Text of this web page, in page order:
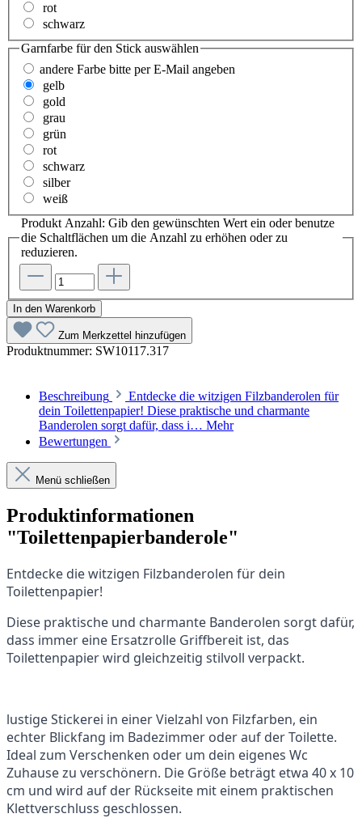
rot
schwarz
Garnfarbe für den Stick auswählen
andere Farbe bitte per E-Mail angeben
gelb
gold
grau
grün
rot
schwarz
silber
weiß
Produkt Anzahl: Gib den gewünschten Wert ein oder benutze
die Schaltflächen um die Anzahl zu erhöhen oder zu
reduzieren.
In den Warenkorb
Zum Merkzettel hinzufügen
Produktnummer: SW10117.317
Beschreibung
Entdecke die witzigen Filzbanderolen für
dein Toilettenpapier! Diese praktische und charmante
Banderolen sorgt dafür, dass i… Mehr
Bewertungen
Menü schließen
Produktinformationen
"Toilettenpapierbanderole"
Entdecke die witzigen Filzbanderolen für dein
Toilettenpapier!
Diese praktische und charmante Banderolen sorgt dafür,
dass immer eine Ersatzrolle Griffbereit ist, das
Toilettenpapier wird gleichzeitig stilvoll verpackt.
lustige Stickerei in einer Vielzahl von Filzfarben, ein
echter Blickfang im Badezimmer oder auf der Toilette.
Ideal zum Verschenken oder um dein eigenes Wc
Zuhause zu verschönern. Die Größe beträgt etwa 40 x 10
cm und wird auf der Rückseite mit einem praktischen
Klettverschluss geschlossen.